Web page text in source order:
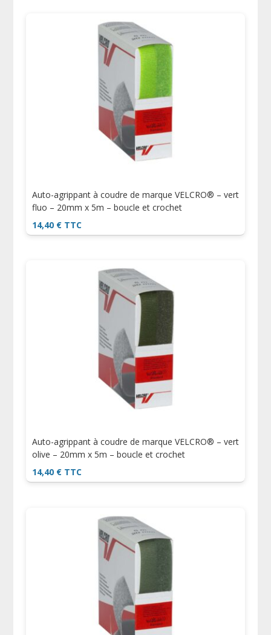
Auto-agrippant à coudre de marque VELCRO® – vert
fluo – 20mm x 5m – boucle et crochet
14,40 € TTC
Auto-agrippant à coudre de marque VELCRO® – vert
olive – 20mm x 5m – boucle et crochet
14,40 € TTC